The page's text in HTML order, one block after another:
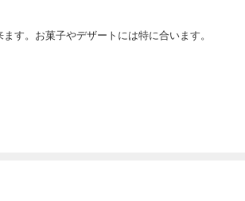
す。お菓子やデザートには特に合います。